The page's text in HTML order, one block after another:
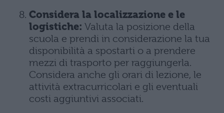
Considera la localizzazione e le
logistiche: Valuta la posizione della
scuola e prendi in considerazione la tua
disponibilità a spostarti o a prendere
mezzi di trasporto per raggiungerla.
Considera anche gli orari di lezione, le
attività extracurricolari e gli eventuali
costi aggiuntivi associati.